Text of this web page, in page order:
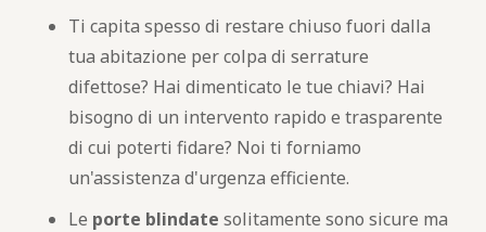
Ti capita spesso di restare chiuso fuori dalla
tua abitazione per colpa di serrature
difettose? Hai dimenticato le tue chiavi? Hai
bisogno di un intervento rapido e trasparente
di cui poterti fidare? Noi ti forniamo
un'assistenza d'urgenza efficiente.
Le porte blindate solitamente sono sicure ma